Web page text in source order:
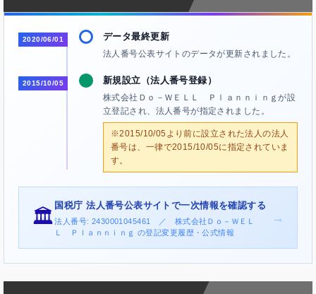
2020/06/01 データ最終更新
法人番号公表サイトのデータが更新されました。
2015/10/05 新規設立（法人番号登録）
株式会社Ｄｏ－ＷＥＬＬ Ｐｌａｎｎｉｎｇが設
立登記され、法人番号が指定されました。
※2015/10/05より前に設立された法人の法人
番号は、一律で2015/10/05に指定されていま
す。
🏛️
国税庁 法人番号公表サイトで一次情報を確認する
法人番号: 2430001045461 ／ 株式会社Ｄｏ－ＷＥＬ
Ｌ Ｐｌａｎｎｉｎｇ の登記変更履歴・公式情報
→